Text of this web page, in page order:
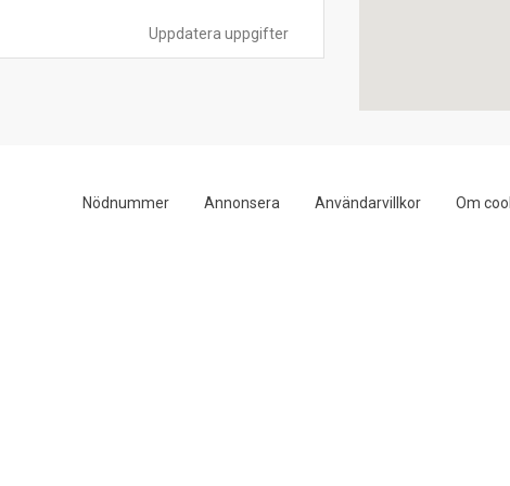
Uppdatera uppgifter
Nödnummer Annonsera Användarvillkor Om